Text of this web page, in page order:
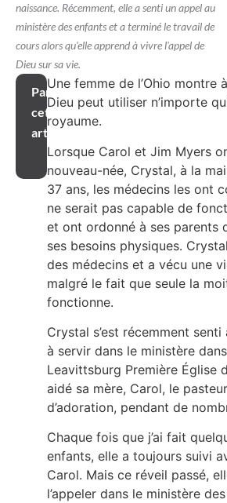
naissance. Récemment, elle a senti un appel au
ministère des enfants et a terminé le travail de
cours alors qu'elle apprend à vivre l'appel de
Dieu sur sa vie.
Partager
cet
article
Une femme de l’Ohio montre
Dieu peut utiliser n’importe
royaume.
Lorsque Carol et Jim Myers
nouveau-née, Crystal, à la
37 ans, les médecins les ont
ne serait pas capable de
et ont ordonné à ses parents
ses besoins physiques.
des médecins et a vécu une
malgré le fait que seule la
fonctionne.
Crystal s’est récemment
à servir dans le ministère
Leavittsburg Première Église
aidé sa mère, Carol, le
d’adoration, pendant de
Chaque fois que j’ai fait
enfants, elle a toujours suivi
Carol. Mais ce réveil passé,
l’appeler dans le ministère